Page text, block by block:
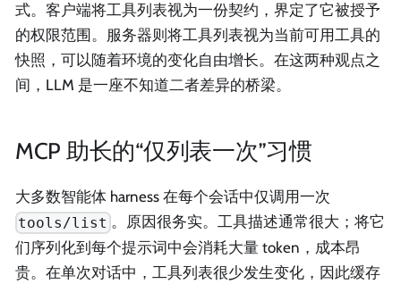
式。客户端将工具列表视为一份契约，界定了它被授予
的权限范围。服务器则将工具列表视为当前可用工具的
快照，可以随着环境的变化自由增长。在这两种观点之
间，LLM 是一座不知道二者差异的桥梁。
MCP 助长的“仅列表一次”习惯
大多数智能体 harness 在每个会话中仅调用一次
tools/list 。原因很务实。工具描述通常很大；将它
们序列化到每个提示词中会消耗大量 token，成本昂
贵。在单次对话中，工具列表很少发生变化，因此缓存